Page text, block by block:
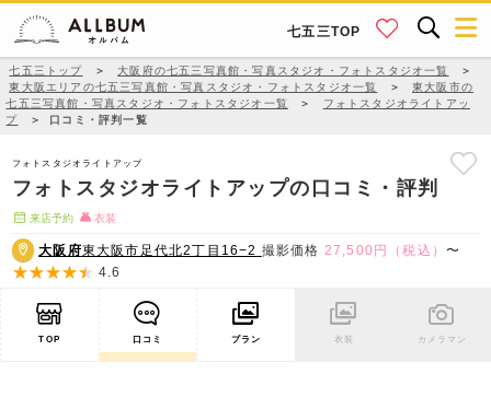
七五三TOP
七五三トップ ＞ 大阪府の七五三写真館・写真スタジオ・フォトスタジオ一覧
＞
東大阪エリアの七五三写真館・写真スタジオ・フォトスタジオ一覧
＞
東大阪市の
七五三写真館・写真スタジオ・フォトスタジオ一覧
＞
フォトスタジオライトアッ
プ
＞ 口コミ・評判一覧
フォトスタジオライトアップ
フォトスタジオライトアップの口コミ・評判
来店予約 衣装
大阪府東大阪市足代北2丁目16−2 撮影価格 27,500円（税込）〜
4.6
TOP 口コミ プラン 衣装 カメラマン